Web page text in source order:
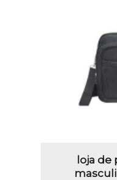
loja de